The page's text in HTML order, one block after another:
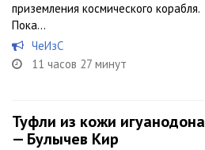
приземления космического корабля.
Пока...
ЧеИзС
11 часов 27 минут
Туфли из кожи игуанодона
— Булычев Кир